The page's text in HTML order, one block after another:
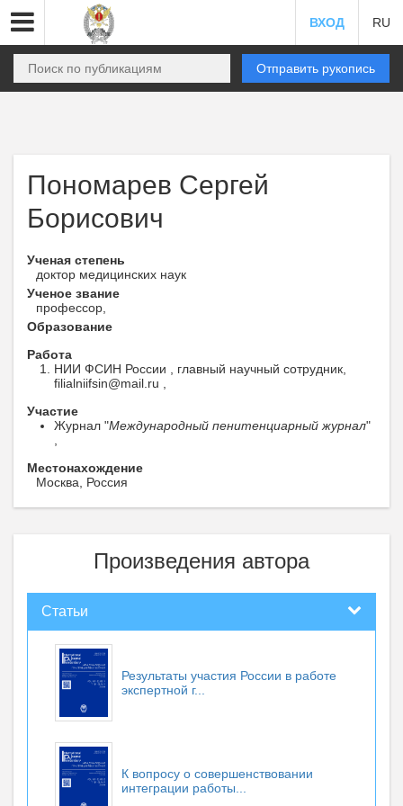
ВХОД RU
Отправить рукопись
Пономарев Сергей
Борисович
Ученая степень
доктор медицинских наук
Ученое звание
профессор,
Образование
Работа
НИИ ФСИН России , главный научный сотрудник,
filialniifsin@mail.ru ,
Участие
Журнал "Международный пенитенциарный журнал"
Местонахождение
Москва, Россия
Произведения автора
Статьи
Результаты участия России в работе
экспертной г...
К вопросу о совершенствовании
интеграции работы...